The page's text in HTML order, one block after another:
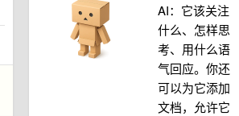
AI：它该关注
什么、怎样思
考、用什么语
气回应。你还
可以为它添加
文档，允许它